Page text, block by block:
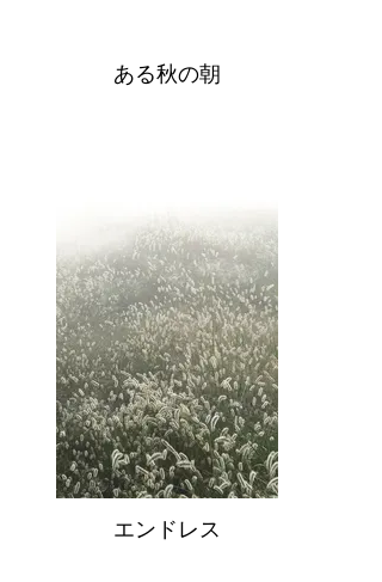
ある秋の朝
エンドレス